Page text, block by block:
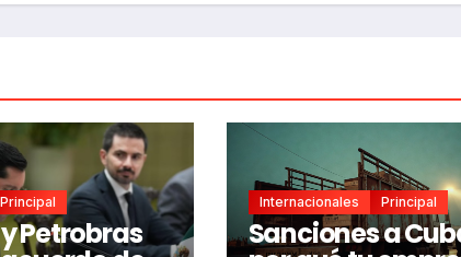
Principal
Petrobras
Internacionales Principal
Sanciones a